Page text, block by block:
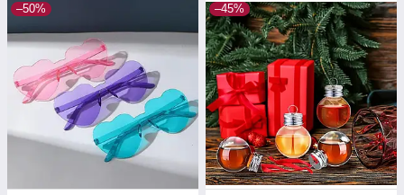
–50% –45%